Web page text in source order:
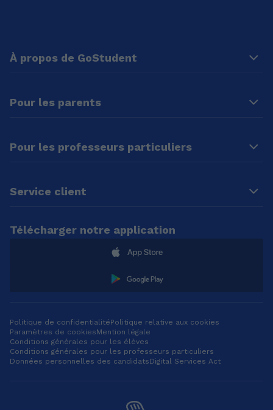
À propos de GoStudent
Pour les parents
Pour les professeurs particuliers
Service client
Télécharger notre application
Politique de confidentialitéPolitique relative aux cookies
Paramètres de cookiesMention légale
Conditions générales pour les élèves
Conditions générales pour les professeurs particuliers
Données personnelles des candidatsDigital Services Act